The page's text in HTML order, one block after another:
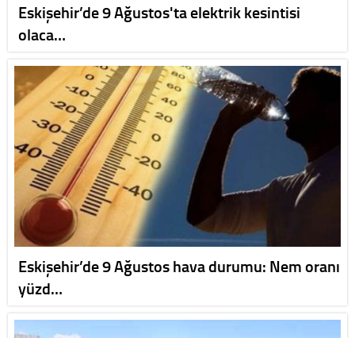
Eskişehir’de 9 Ağustos'ta elektrik kesintisi
olaca…
Eskişehir’de 9 Ağustos hava durumu: Nem oranı
yüzd…